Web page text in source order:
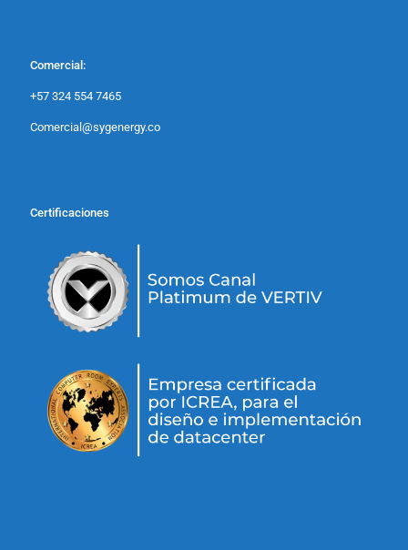
Comercial:
+57 324 554 7465
Comercial@sygenergy.co
Certificaciones